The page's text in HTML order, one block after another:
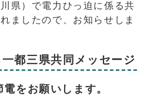
県）で電力ひっ迫に係る共
ましたので、お知らせしま
都三県共同メッセージ
をお願いします。